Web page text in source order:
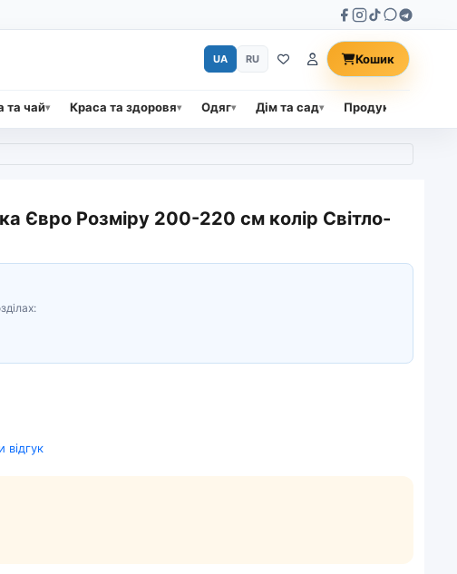
та чай Краса та здоровя Одяг Дім та сад Продукти
UA RU Кошик
Євро Розміру 200-220 см колір Світло-
відгук